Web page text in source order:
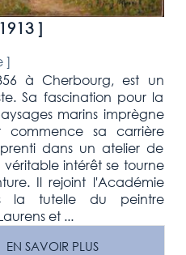
]
]
à Cherbourg, est un
Sa fascination pour la
marins imprègne
sa carrière
dans un atelier de
véritable intérêt se tourne
Il rejoint l'Académie
la tutelle du peintre
et ...
EN SAVOIR PLUS